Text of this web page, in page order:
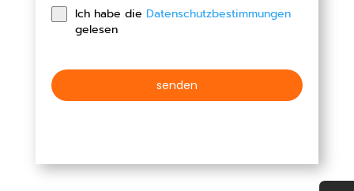
Ich habe die Datenschutzbestimmungen
gelesen
senden